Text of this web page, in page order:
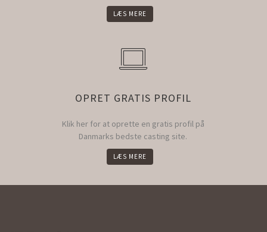
LÆS MERE
OPRET GRATIS PROFIL
Klik her for at oprette en gratis profil på
Danmarks bedste casting site.
LÆS MERE